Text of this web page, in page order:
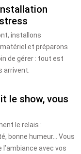
installons
et préparons
de gérer : tout est
arrivent.
le show, vous
le relais :
bonne humeur… Vous
l’ambiance avec vos